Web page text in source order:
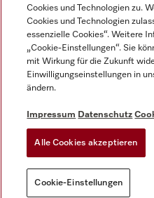
Impressum
Datenschutz
Cookie-Einstellungen
Cookies und Technologien zu.
Cookies und Technologien
essenzielle Cookies“. Weitere
„Cookie-Einstellungen“. Sie
mit Wirkung für die Zukunft
Einwilligungseinstellungen in
ändern.
Impressum Datenschutz
Alle Cookies akzeptieren
Cookie-Einstellungen